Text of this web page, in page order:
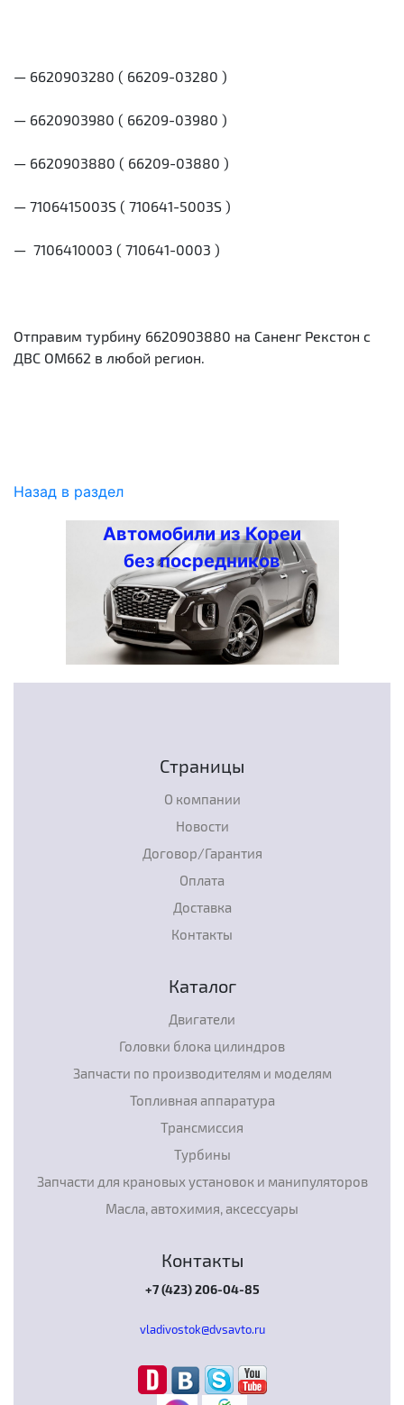
— 6620903280 ( 66209-03280 )
— 6620903980 ( 66209-03980 )
— 6620903880 ( 66209-03880 )
— 7106415003S ( 710641-5003S )
— 7106410003 ( 710641-0003 )
Отправим турбину 6620903880 на Саненг Рекстон с
ДВС ОМ662 в любой регион.
Назад в раздел
Автомобили из Кореи
без посредников
Страницы
О компании
Новости
Договор/Гарантия
Оплата
Доставка
Контакты
Каталог
Двигатели
Головки блока цилиндров
Запчасти по производителям и моделям
Топливная аппаратура
Трансмиссия
Турбины
Запчасти для крановых установок и манипуляторов
Масла, автохимия, аксессуары
Контакты
+7 (423) 206-04-85
vladivostok@dvsavto.ru